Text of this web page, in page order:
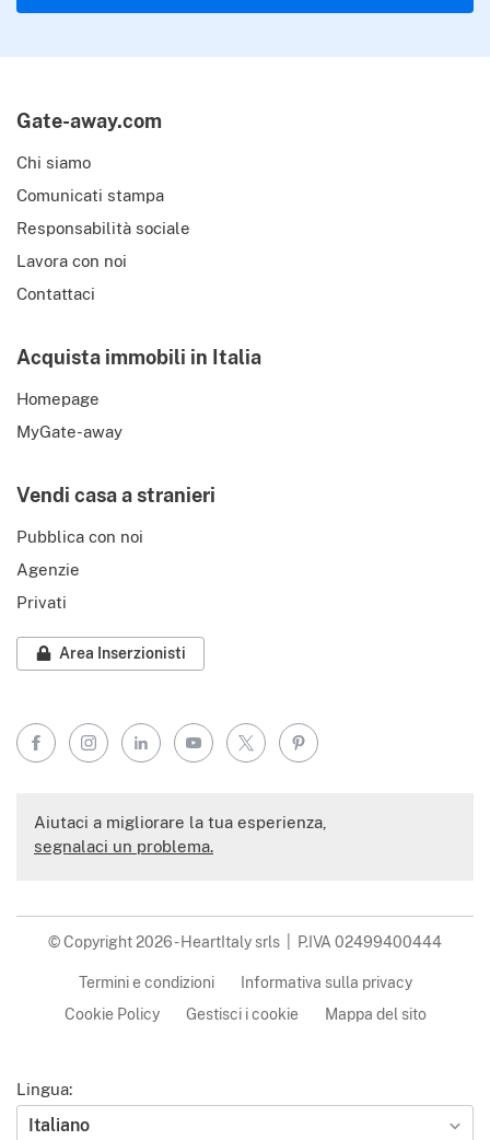
Gate-away.com
Chi siamo
Comunicati stampa
Responsabilità sociale
Lavora con noi
Contattaci
Acquista immobili in Italia
Homepage
MyGate-away
Vendi casa a stranieri
Pubblica con noi
Agenzie
Privati
Area Inserzionisti
FacebookInstagramLinkedInYouTube
X Pinterest
Aiutaci a migliorare la tua esperienza,
segnalaci un problema.
© Copyright 2026 - HeartItaly srls | P.IVA 02499400444
Termini e condizioni
Informativa sulla privacy
Cookie Policy
Gestisci i cookie Mappa del sito
Lingua:
Italiano